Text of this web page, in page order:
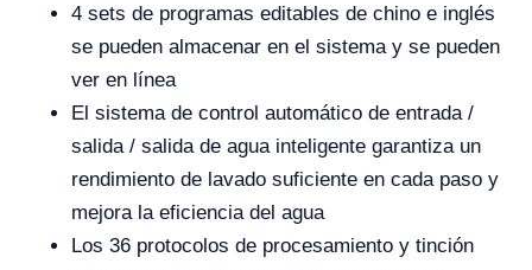
4 sets de programas editables de chino e inglés
se pueden almacenar en el sistema y se pueden
ver en línea
El sistema de control automático de entrada /
salida / salida de agua inteligente garantiza un
rendimiento de lavado suficiente en cada paso y
mejora la eficiencia del agua
Los 36 protocolos de procesamiento y tinción